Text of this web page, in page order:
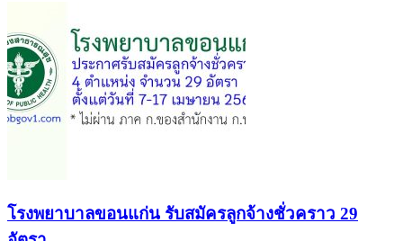
โรงพยาบาลขอนแก่น รับสมัครลูกจ้างชั่วคราว 29